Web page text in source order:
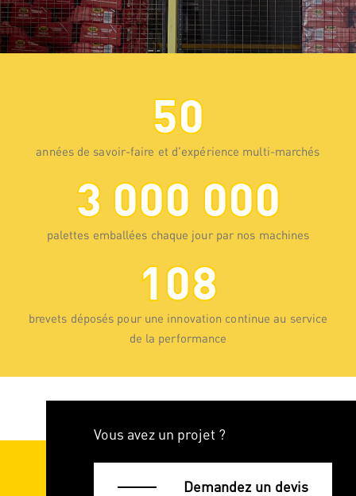
50
années de savoir-faire et d'expérience multi-marchés
3 000 000
palettes emballées chaque jour par nos machines
108
brevets déposés pour une innovation continue au service
de la performance
Vous avez un projet ?
Demandez un devis